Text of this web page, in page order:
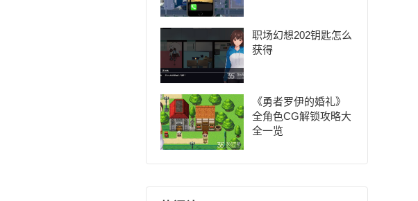
职场幻想202钥匙怎么
获得
《勇者罗伊的婚礼》
全角色CG解锁攻略大
全一览